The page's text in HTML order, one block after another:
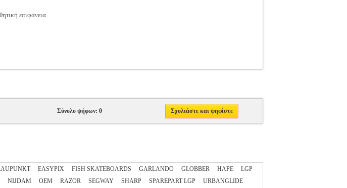
επιφάνεια
Σύνολο ψήφων: 0 Σχολιάστε και ψηφίστε
EASYPIX FISH SKATEBOARDS GARLANDO GLOBBER HAPE
LGP
NIJDAM OEM RAZOR SEGWAY SHARP SPAREPART LGP
URBANGLIDE